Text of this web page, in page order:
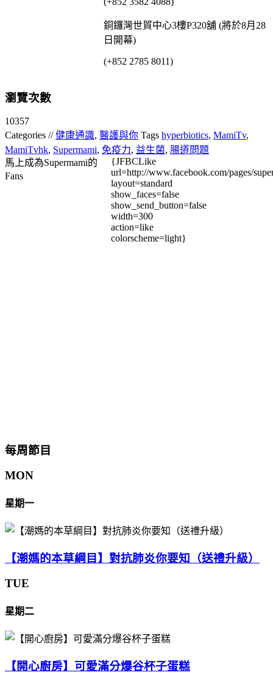
銅鑼灣世貿中心3樓P320舖 (將於8月28
日開幕)
(+852 2785 8011)
瀏覽次數
10357
Categories //健康通識, 醫護與你 Tags hyperbiotics, MamiTv,
MamiTvhk, Supermami, 免疫力, 益生菌, 腸道問題
馬上成為Supermami的
Fans
{JFBCLike
url=http://www.facebook.com/pages/
layout=standard
show_faces=false
show_send_button=false
width=300
action=like
colorscheme=light}
每周節目
MON
星期一
【潮媽的本草綱目】對抗肺炎你要知（送禮升級）
TUE
星期二
【開心廚房】可愛滿分爆谷杯子蛋糕